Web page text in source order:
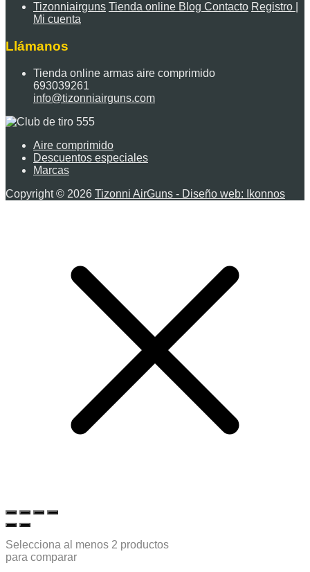
Tizonniairguns Tienda online Blog Contacto Registro |
Mi cuenta
Llámanos
Tienda online armas aire comprimido
693039261
info@tizonniairguns.com
Aire comprimido
Descuentos especiales
Marcas
Copyright © 2026 Tizonni AirGuns - Diseño web: Ikonnos
Selecciona al menos 2 productos
para comparar